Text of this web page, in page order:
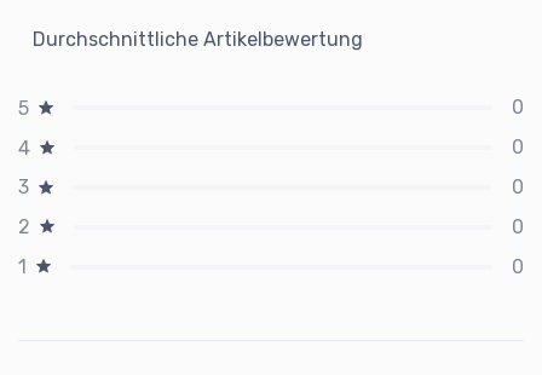
Durchschnittliche Artikelbewertung
5
0
4
0
3
0
2
0
1
0